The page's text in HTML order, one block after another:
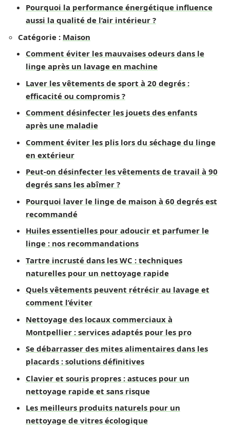
Pourquoi la performance énergétique influence
aussi la qualité de l’air intérieur ?
Catégorie : Maison
Comment éviter les mauvaises odeurs dans le
linge après un lavage en machine
Laver les vêtements de sport à 20 degrés :
efficacité ou compromis ?
Comment désinfecter les jouets des enfants
après une maladie
Comment éviter les plis lors du séchage du linge
en extérieur
Peut-on désinfecter les vêtements de travail à 90
degrés sans les abîmer ?
Pourquoi laver le linge de maison à 60 degrés est
recommandé
Huiles essentielles pour adoucir et parfumer le
linge : nos recommandations
Tartre incrusté dans les WC : techniques
naturelles pour un nettoyage rapide
Quels vêtements peuvent rétrécir au lavage et
comment l’éviter
Nettoyage des locaux commerciaux à
Montpellier : services adaptés pour les pro
Se débarrasser des mites alimentaires dans les
placards : solutions définitives
Clavier et souris propres : astuces pour un
nettoyage rapide et sans risque
Les meilleurs produits naturels pour un
nettoyage de vitres écologique